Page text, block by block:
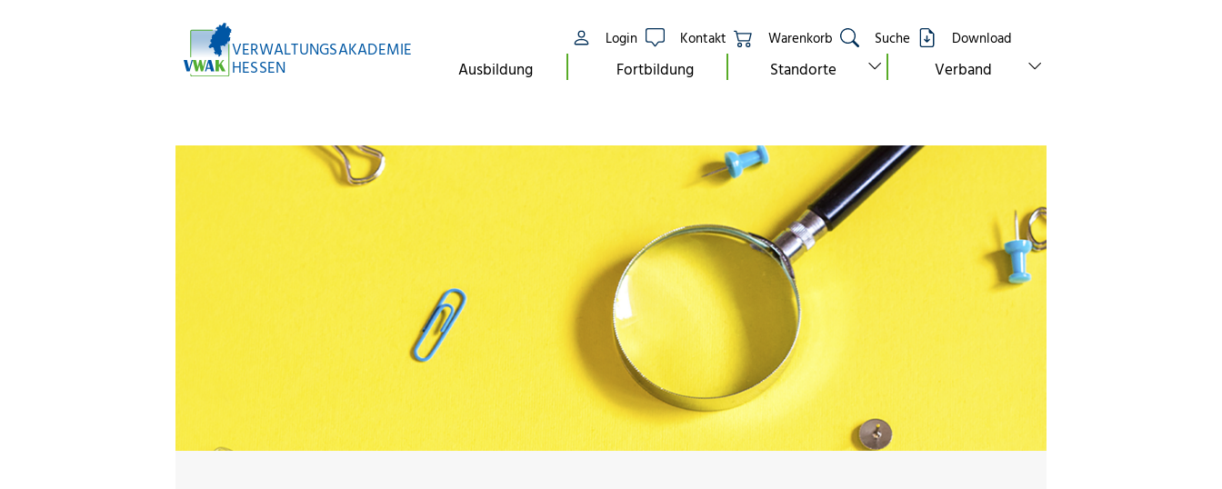
VERWALTUNGSAKADEMIE
HESSEN
Login Kontakt Warenkorb Suche Download
Ausbildung Fortbildung Standorte show submenu for “standorte”
Verband show submenu for “verband”